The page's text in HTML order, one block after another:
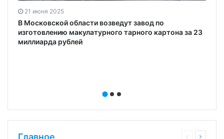
21 июня 2025
В Московской области возведут завод по
изготовлению макулатурного тарного картона за 23
миллиарда рублей
Главное